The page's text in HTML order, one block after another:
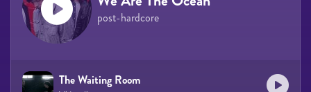
post-hardcore
The Waiting Room